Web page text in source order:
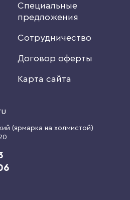
Специальные
предложения
Сотрудничество
Договор оферты
Карта сайта
(ярмарка на холмистой)